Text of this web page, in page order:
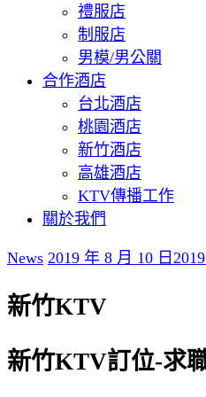
禮服店
制服店
男模/男公關
合作酒店
台北酒店
桃園酒店
新竹酒店
高雄酒店
KTV傳播工作
關於我們
News 2019 年 8 月 10 日
新竹KTV
新竹KTV訂位-求